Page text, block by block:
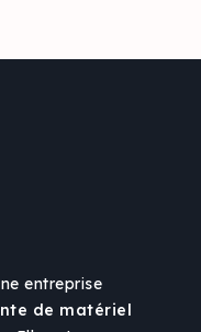
entreprise
de matériel